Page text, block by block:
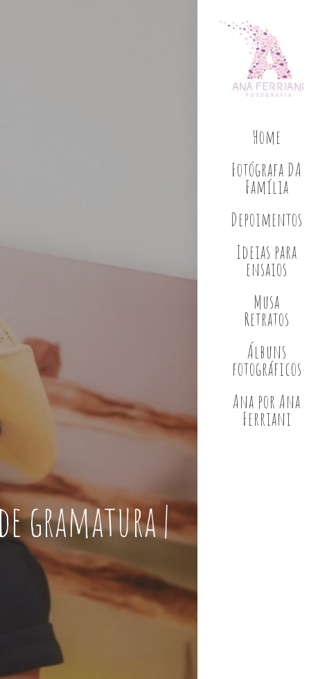
Home
Fotógrafa DA
Família
Depoimentos
Ideias para
ensaios
Musa
Retratos
Álbuns
fotográficos
Ana por Ana
Ferriani
gramatura |